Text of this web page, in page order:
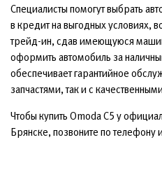
Специалисты помогут выбрать
в кредит на выгодных условиях,
трейд-ин, сдав имеющуюся
оформить автомобиль за
обеспечивает гарантийное
запчастями, так и с
Чтобы купить Omoda C5 у
Брянске, позвоните по телефону